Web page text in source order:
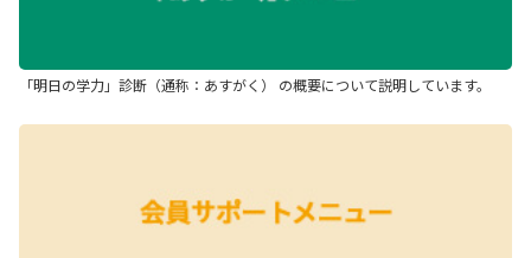
「明日の学力」診断（通称：あすがく） の概要について説明しています。